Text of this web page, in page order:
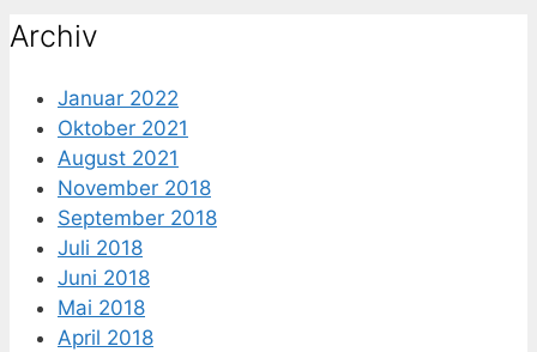
Archiv
Januar 2022
Oktober 2021
August 2021
November 2018
September 2018
Juli 2018
Juni 2018
Mai 2018
April 2018